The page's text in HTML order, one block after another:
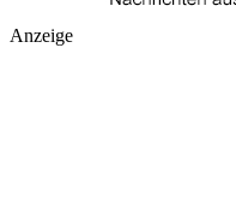
Anzeige